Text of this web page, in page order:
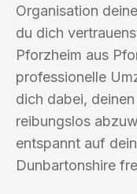
Organisation
du dich
Pforzheim aus
professionelle
dich dabei,
reibungslos
entspannt auf
Dunbartonshire